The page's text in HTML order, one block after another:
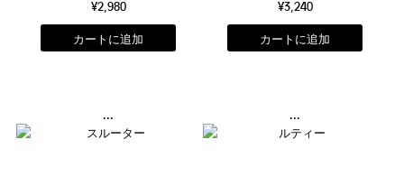
¥2,980
¥3,240
... ...